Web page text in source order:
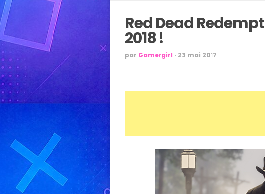
Red Dead
2018 !
par Gamergirl · 23 mai 2017